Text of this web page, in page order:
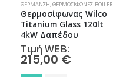
ΘΈΡΜΑΝΣΗ,ΘΕΡΜΟΣΊΦΩΝΕΣ-BOILER
Θερμοσίφωνας Wilco
Titanium Glass 120lt
4kW Δαπέδου
Τιμή WEB:
215,00 €